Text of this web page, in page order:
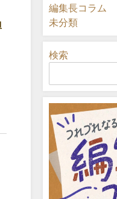
編集長コラム
未分類
検索